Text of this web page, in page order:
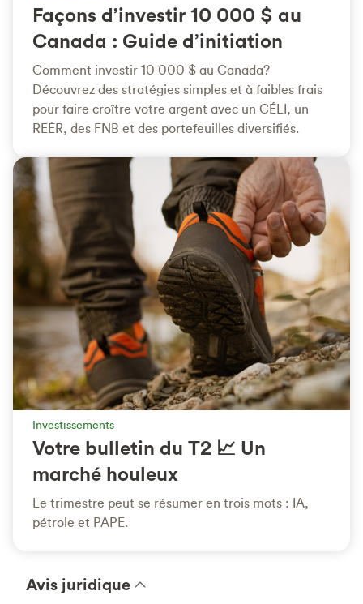
Façons d’investir 10 000 $ au
Canada : Guide d’initiation
Comment investir 10 000 $ au Canada?
Découvrez des stratégies simples et à faibles frais
pour faire croître votre argent avec un CÉLI, un
REÉR, des FNB et des portefeuilles diversifiés.
Investissements
Votre bulletin du T2 📈 Un
marché houleux
Le trimestre peut se résumer en trois mots : IA,
pétrole et PAPE.
Avis juridique